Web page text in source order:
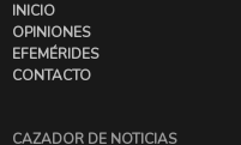
INICIO
OPINIONES
EFEMÉRIDES
CONTACTO
CAZADOR DE NOTICIAS